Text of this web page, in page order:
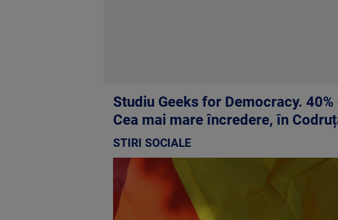
Studiu Geeks for Democracy.
Cea mai mare încredere, în
STIRI SOCIALE